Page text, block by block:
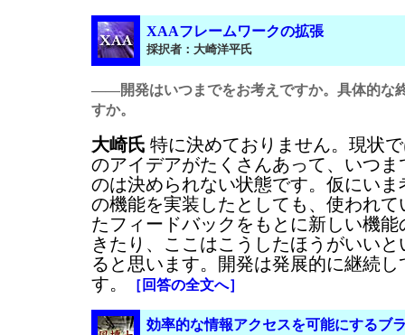
XAAフレームワークの拡張
採択者：大崎洋平氏
――開発はいつまでをお考えですか。具体的な
すか。
大崎氏 特に決めておりません。現状
のアイデアがたくさんあって、いつ
のは決められない状態です。仮にい
の機能を実装したとしても、使われ
たフィードバックをもとに新しい機
きたり、ここはこうしたほうがいい
ると思います。開発は発展的に継続
す。
［回答の全文へ］
効率的な情報アクセスを可能にするブ